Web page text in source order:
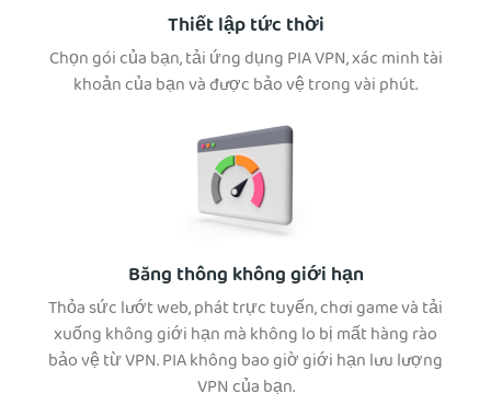
Thiết lập tức thời
Chọn gói của bạn, tải ứng dụng PIA VPN, xác minh tài
khoản của bạn và được bảo vệ trong vài phút.
Băng thông không giới hạn
Thỏa sức lướt web, phát trực tuyến, chơi game và tải
xuống không giới hạn mà không lo bị mất hàng rào
bảo vệ từ VPN. PIA không bao giờ giới hạn lưu lượng
VPN của bạn.